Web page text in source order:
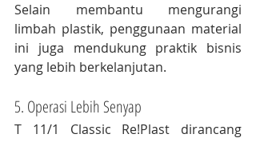
Selain membantu mengurangi
limbah plastik, penggunaan material
ini juga mendukung praktik bisnis
yang lebih berkelanjutan.
5. Operasi Lebih Senyap
T 11/1 Classic Re!Plast dirancang